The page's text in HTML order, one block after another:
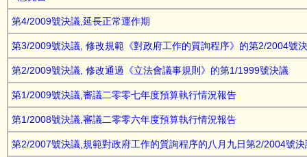
第4/2009號決議,延長正常運作期
第3/2009號決議, 修改規範《對政府工作的質詢程序》的第2/2004號
第2/2009號決議, 修改通過《立法會議事規則》的第1/1999號決議
第1/2009號決議,審議二零零七年度預算執行情況報告
第1/2008號決議,審議二零零六年度預算執行情況報告
第2/2007號決議,規範對政府工作的質詢程序的八月九日第2/2004號